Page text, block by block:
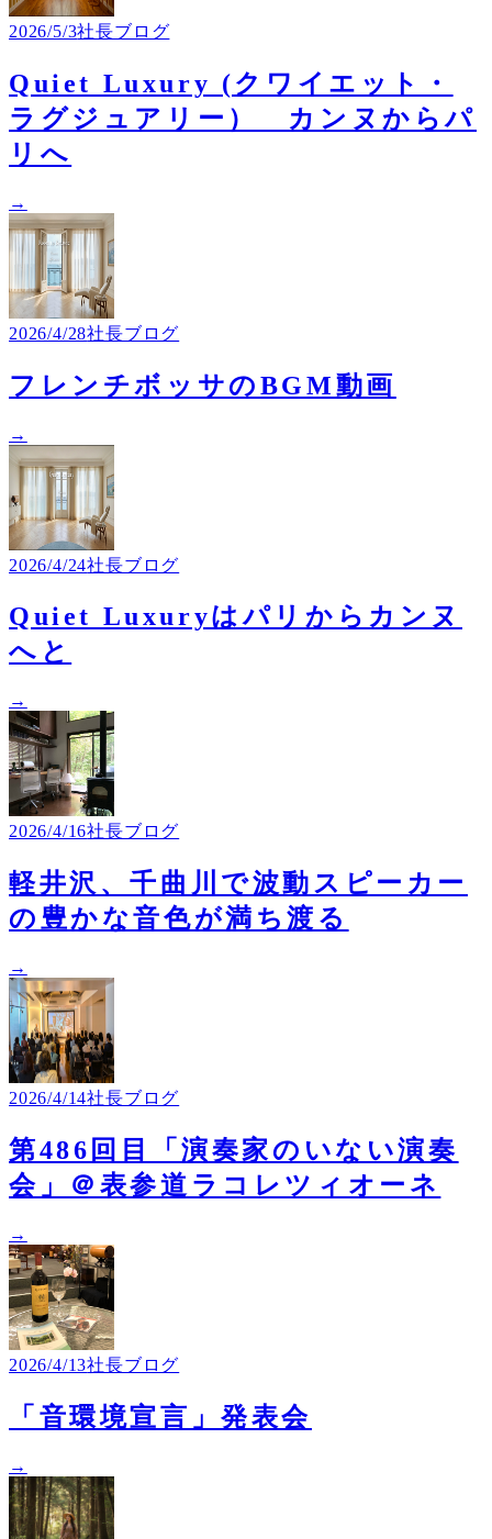
2026/5/3社長ブログ
Quiet Luxury (クワイエット・
ラグジュアリー） カンヌからパ
リへ
→
2026/4/28社長ブログ
フレンチボッサのBGM動画
→
2026/4/24社長ブログ
Quiet Luxuryはパリからカンヌ
へと
→
2026/4/16社長ブログ
軽井沢、千曲川で波動スピーカー
の豊かな音色が満ち渡る
→
2026/4/14社長ブログ
第486回目「演奏家のいない演奏
会」＠表参道ラコレツィオーネ
→
2026/4/13社長ブログ
「音環境宣言」発表会
→